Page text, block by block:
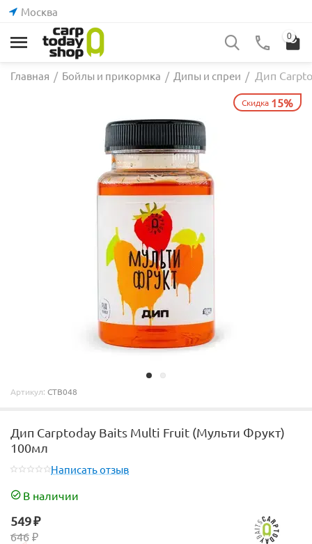
Москва
0
Главная / Бойлы и прикормка / Дипы и спреи / Дип
Скидка 15%
Артикул: CTB048
Дип Carptoday Baits Multi Fruit (Мульти Фрукт)
100мл
Написать отзыв
В наличии
549₽
646 ₽